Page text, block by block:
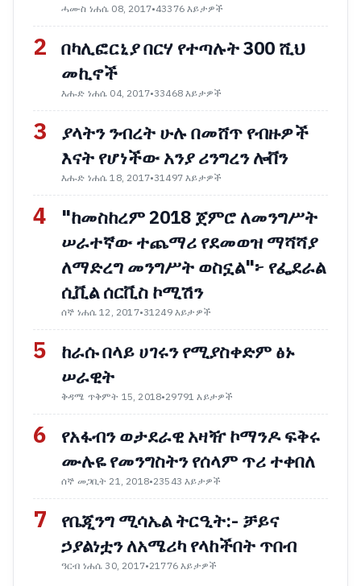
ሓሙስ ነሐሴ 08, 2017•43376 እይታዎች
2 በካሊፎርኒያ በርሃ የተጣሉት 300 ሺህ
መኪኖች
እሑድ ነሐሴ 04, 2017•33468 እይታዎች
3
ያላትን ንብረት ሁሉ በመሸጥ የብዙዎች
እናት የሆነችው አንያ ሪንግረን ሎቨን
እሑድ ነሐሴ 18, 2017•31497 እይታዎች
4
"ከመስከረም 2018 ጀምሮ ለመንግሥት
ሠራተኛው ተጨማሪ የደመወዝ ማሻሻያ
ለማድረግ መንግሥት ወስኗል"፦ የፌደራል
ሲቪል ሰርቪስ ኮሚሽን
ሰኞ ነሐሴ 12, 2017•31249 እይታዎች
5
ከራሱ በላይ ሀገሩን የሚያስቀድም ፅኑ
ሠራዊት
ቅዳሜ ጥቅምት 15, 2018•29791 እይታዎች
6
የአፋብን ወታደራዊ አዛዥ ኮማንዶ ፍቅሩ
ሙሉዬ የመንግስትን የሰላም ጥሪ ተቀበለ
ሰኞ መጋቢት 21, 2018•23543 እይታዎች
7
የቤጂንግ ሚሳኤል ትርዒት:- ቻይና
ኃያልነቷን ለአሜሪካ የላከችበት ጥበብ
ዓርብ ነሐሴ 30, 2017•21776 እይታዎች